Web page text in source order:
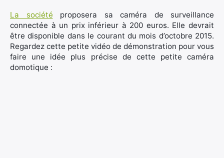
La société proposera sa caméra de surveillance
connectée à un prix inférieur à 200 euros. Elle devrait
être disponible dans le courant du mois d’octobre 2015.
Regardez cette petite vidéo de démonstration pour vous
faire une idée plus précise de cette petite caméra
domotique :